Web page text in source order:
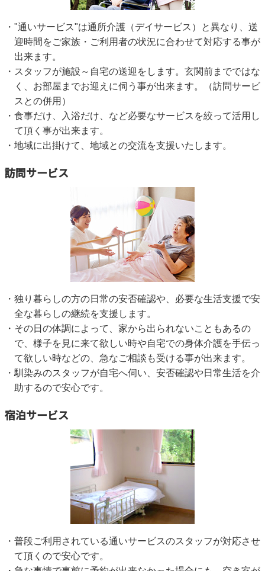
"通いサービス"は通所介護（デイサービス）と異なり、送
迎時間をご家族・ご利用者の状況に合わせて対応する事が
出来ます。
スタッフが施設～自宅の送迎をします。玄関前までではな
く、お部屋までお迎えに伺う事が出来ます。（訪問サービ
スとの併用）
食事だけ、入浴だけ、など必要なサービスを絞って活用し
て頂く事が出来ます。
地域に出掛けて、地域との交流を支援いたします。
訪問サービス
独り暮らしの方の日常の安否確認や、必要な生活支援で安
全な暮らしの継続を支援します。
その日の体調によって、家から出られないこともあるの
で、様子を見に来て欲しい時や自宅での身体介護を手伝っ
て欲しい時などの、急なご相談も受ける事が出来ます。
馴染みのスタッフが自宅へ伺い、安否確認や日常生活を介
助するので安心です。
宿泊サービス
普段ご利用されている通いサービスのスタッフが対応させ
て頂くので安心です。